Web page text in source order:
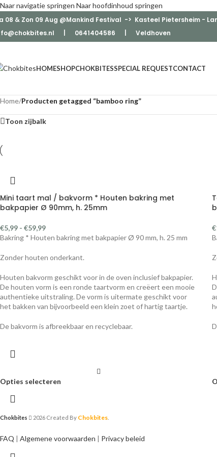
Naar navigatie springen Naar hoofdinhoud springen
08 & Zon 09 Aug @Mankind Festival -> Kasteel Pietersheim -
| 0641404586 | Veldhoven
HOMESHOPCHOKBITESSPECIAL REQUESTCONTACT
Home/Producten getagged “bamboo ring”
Toon zijbalk
Mini taart mal / bakvorm * Houten bakring met
bakpapier Ø 90mm, h. 25mm
€5,99 - €59,99
Bakring * Houten bakring met bakpapier Ø 90 mm, h. 25 mm
Zonder houten onderkant.
Houten bakvorm geschikt voor in de oven inclusief bakpapier.
De houten vorm is een ronde taartvorm en creëert een mooie
authentieke uitstraling. De vorm is uitermate geschikt voor
het bakken van bijvoorbeeld een klein zoet of hartig taartje.
De bakvorm is afbreekbaar en recyclebaar.
Opties selecteren
€
Chokbites 2026 Created By Chokbites
FAQ | Algemene voorwaarden | Privacy beleid